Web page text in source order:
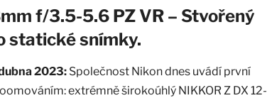
f/3.5-5.6 PZ VR – Stvořený
statické snímky.
2023:Společnost Nikon dnes uvádí první
extrémně širokoúhlý NIKKOR Z DX 12-